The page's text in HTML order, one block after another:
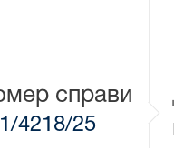
справи
4218/25